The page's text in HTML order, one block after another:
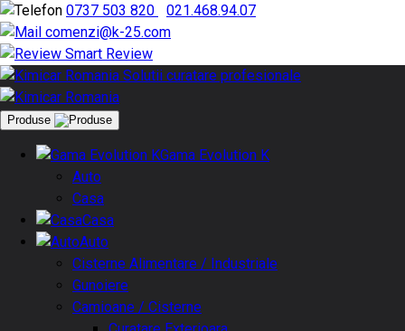
0737 503 820
021.468.94.07
comenzi@k-25.com
Smart Review
Produse
Gama Evolution K
Auto
Casa
Casa
Auto
Cisterne Alimentare / Industriale
Gunoiere
Camioane / Cisterne